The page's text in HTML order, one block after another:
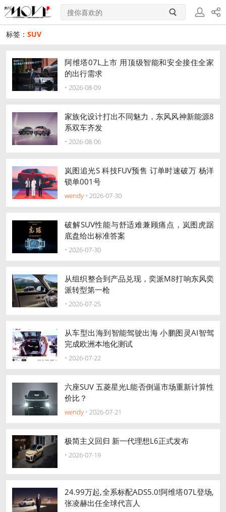
录/
标签： SUV
阿维塔07L上市 用顶级智能和安全接住全家
的出行需求
• 2026-08-09
家族化设计打出不同魅力，东风风神新能源8
系双车齐发
• 2026-08-06
岚图追光S 科技FUV预售 订单时速破万 杨洋
锁单001号
wendy • 2026-07-30
破解SUV性能与舒适难兼顾痛点，岚图虎踞
底盘给出标准答案
• 2026-07-30
从组织整合到产品兑现，奕派M8打响东风奕
派转型第一枪
• 2026-07-25
从车型出海到智能驾驶出海 小鹏图灵AI智驾
完成欧洲本地化测试
• 2026-07-22
六座SUV 五菱星光L能否倒逼市场重新计算性
价比？
wendy • 2026-07-21
极简主义回归 新一代理想L6正式发布
• 2026-07-19
24.99万起,全系标配ADS5.0!阿维塔07L登场,
张凌赫出任全球代言人